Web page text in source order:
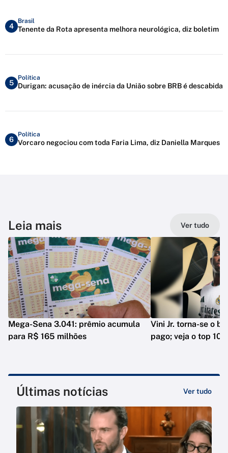
4
Brasil
Tenente da Rota apresenta melhora neurológica, diz boletim
5
Política
Durigan: acusação de inércia da União sobre BRB é descabida
6
Política
Vorcaro negociou com toda Faria Lima, diz Daniella Marques
Leia mais Ver tudo
Mega-Sena 3.041: prêmio acumula
para R$ 165 milhões
Vini Jr. torna-se o
pago; veja o top 10
Últimas notícias Ver tudo